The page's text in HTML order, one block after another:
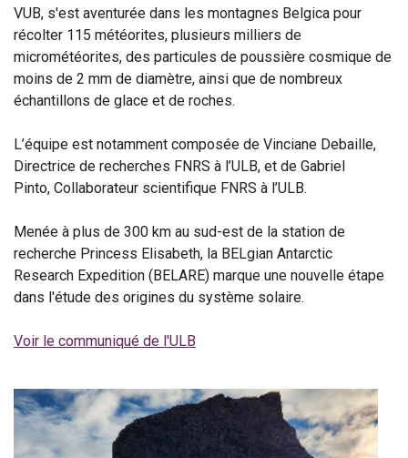
VUB, s'est aventurée dans les montagnes Belgica pour
récolter 115 météorites, plusieurs milliers de
micrométéorites, des particules de poussière cosmique de
moins de 2 mm de diamètre, ainsi que de nombreux
échantillons de glace et de roches.
L’équipe est notamment composée de Vinciane Debaille,
Directrice de recherches FNRS à l’ULB, et de Gabriel
Pinto, Collaborateur scientifique FNRS à l’ULB.
Menée à plus de 300 km au sud-est de la station de
recherche Princess Elisabeth, la BELgian Antarctic
Research Expedition (BELARE) marque une nouvelle étape
dans l'étude des origines du système solaire.
Voir le communiqué de l'ULB